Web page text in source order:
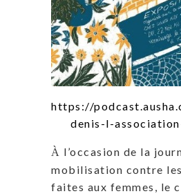
https://
denis-l-
À l’occasion de la
mobilisation contre
faites aux femmes, le